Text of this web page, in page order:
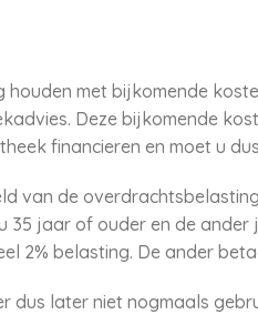
houden met bijkomende
Deze bijkomende
financieren en moet u
van de
35 jaar of ouder en de
2% belasting. De ander
dus later niet nogmaals